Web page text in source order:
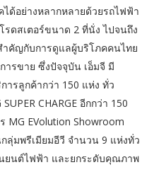
ด้อย่างหลากหลายด้วยรถไฟฟ้า
รดสเตอร์ขนาด 2 ที่นั่ง ไปจนถึง
คัญกับการดูแลผู้บริโภคคนไทย
ารขาย ซึ่งปัจจุบัน เอ็มจี มี
รลูกค้ากว่า 150 แห่ง ทั่ว
CHARGE อีกกว่า 150
MG EVolution Showroom
ลุ่มพรีเมียมอีวี จำนวน 9 แห่งทั่ว
ยนต์ไฟฟ้า และยกระดับคุณภาพ